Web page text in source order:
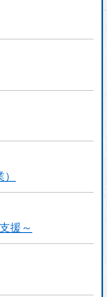
援～